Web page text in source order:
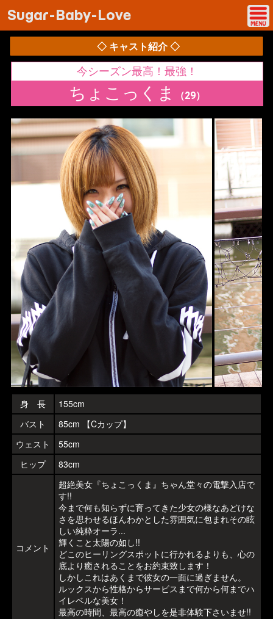
Sugar-Baby-Love
◇ キャスト紹介 ◇
今シーズン最高！最強！
ちょこっくま （29）
身 長
155cm
バスト
85cm 【Cカップ】
ウェスト
55cm
ヒップ
83cm
コメント
超絶美女『ちょこっくま』ちゃん堂々の電撃入店で
す!!
今まで何も知らずに育ってきた少女の様なあどけな
さを思わせるほんわかとした雰囲気に包まれその眩
しい純粋オーラ...
輝くこと太陽の如し!!
どこのヒーリングスポットに行かれるよりも、心の
底より癒されることをお約束致します！
しかしこれはあくまで彼女の一面に過ぎません。
ルックスから性格からサービスまで何から何までハ
イレベルな美女！
最高の時間、最高の癒やしを是非体験下さいませ!!